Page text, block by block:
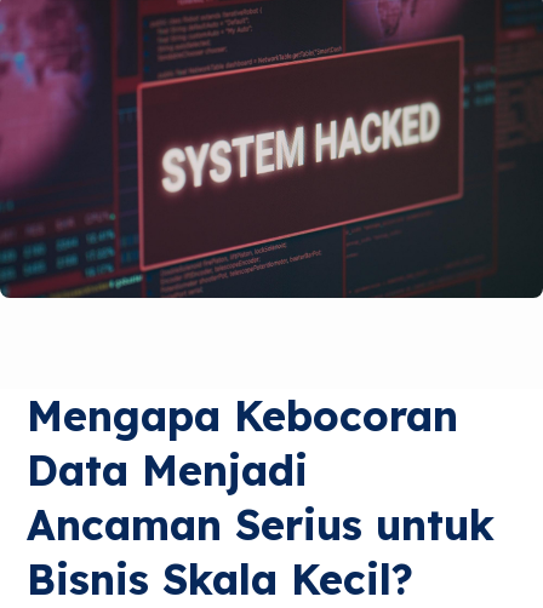
Mengapa Kebocoran
Data Menjadi
Ancaman Serius untuk
Bisnis Skala Kecil?